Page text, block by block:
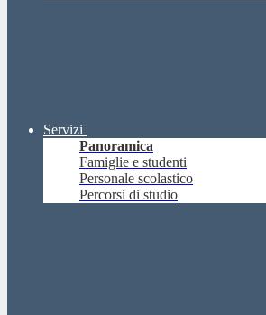
Servizi
Panoramica
Famiglie e studenti
Personale scolastico
Percorsi di studio